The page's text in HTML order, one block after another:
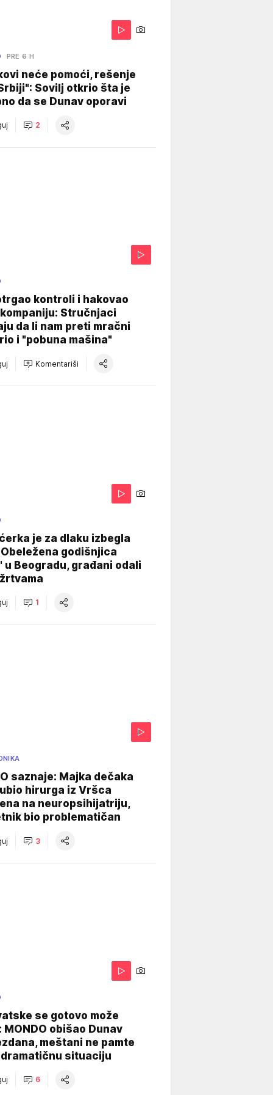
PRE 6 H
neće pomoći, rešenje
Sovilj otkrio šta je
da se Dunav oporavi
2
kontroli i hakovao
Stručnjaci
da li nam preti mračni
i "pobuna mašina"
Komentariši
je za dlaku izbegla
godišnjica
u Beogradu, građani odali
1
saznaje: Majka dečaka
hirurga iz Vršca
na neuropsihijatriju,
bio problematičan
3
se gotovo može
MONDO obišao Dunav
meštani ne pamte
situaciju
6